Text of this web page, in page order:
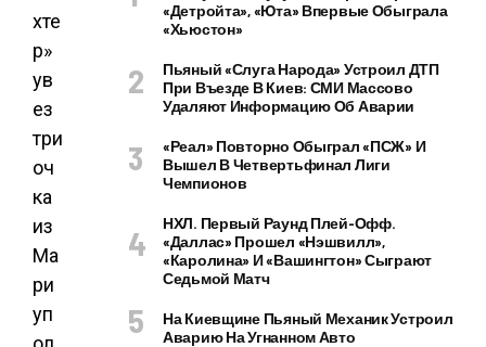
«Детройта», «Юта» Впервые Обыграла
«Хьюстон»
Пьяный «слуга Народа» Устроил ДТП
При Въезде В Киев: СМИ Массово
Удаляют Информацию Об Аварии
«Реал» Повторно Обыграл «ПСЖ» И
Вышел В Четвертьфинал Лиги
Чемпионов
НХЛ. Первый Раунд Плей-Офф.
«Даллас» Прошел «Нэшвилл»,
«Каролина» И «Вашингтон» Сыграют
Седьмой Матч
На Киевщине Пьяный Механик Устроил
Аварию На Угнанном Авто